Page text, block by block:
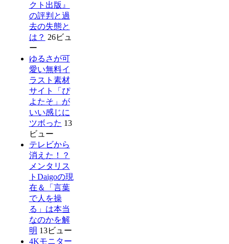
クト出版』
の評判と過
去の失態と
は？ 26ビュ
ー
ゆるさが可
愛い無料イ
ラスト素材
サイト「ぴ
よたそ」が
いい感じに
ツボった 13
ビュー
テレビから
消えた！？
メンタリス
トDaigoの現
在＆「言葉
で人を操
る」は本当
なのかを解
明 13ビュー
4Kモニター